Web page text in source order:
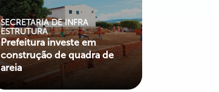
SECRETARIA DE INFRA
ESTRUTURA
Prefeitura investe em
construção de quadra de
areia